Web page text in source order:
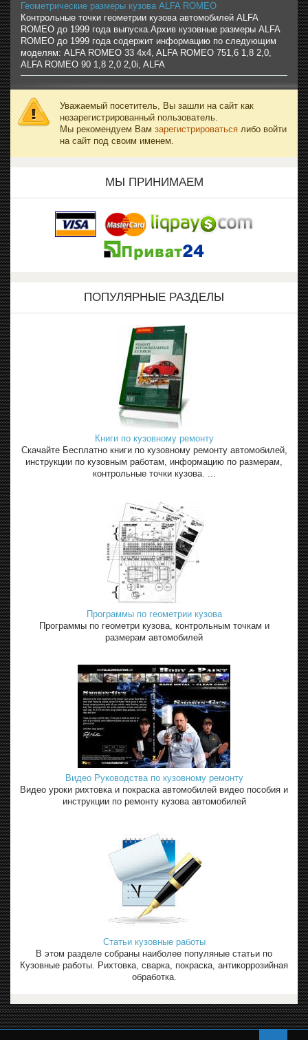
Геометрические размеры кузова ALFA ROMEO
Контрольные точки геометрии кузова автомобилей ALFA
ROMEO до 1999 года выпуска.Архив кузовные размеры ALFA
ROMEO до 1999 года содержит информацию по следующим
моделям: ALFA ROMEO 33 4x4, ALFA ROMEO 751,6 1,8 2,0,
ALFA ROMEO 90 1,8 2,0 2,0i, ALFA
Уважаемый посетитель, Вы зашли на сайт как
незарегистрированный пользователь.
Мы рекомендуем Вам зарегистрироваться либо войти
на сайт под своим именем.
МЫ ПРИНИМАЕМ
ПОПУЛЯРНЫЕ РАЗДЕЛЫ
Книги по кузовному ремонту
Скачайте Бесплатно книги по кузовному ремонту автомобилей,
инструкции по кузовным работам, информацию по размерам,
контрольные точки кузова. ...
Программы по геометрии кузова
Программы по геометри кузова, контрольным точкам и
размерам автомобилей
Видео Руководства по кузовному ремонту
Видео уроки рихтовка и покраска автомобилей видео пособия и
инструкции по ремонту кузова автомобилей
Статьи кузовные работы
В этом разделе собраны наиболее популяные статьи по
Кузовные работы. Рихтовка, сварка, покраска, антикоррозийная
обработка.